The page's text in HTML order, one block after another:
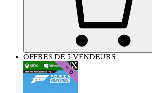
OFFRES DE 5 VENDEURS